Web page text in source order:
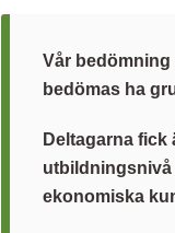
Vår bedömning
bedömas ha
Deltagarna
utbildningsnivå
ekonomiska